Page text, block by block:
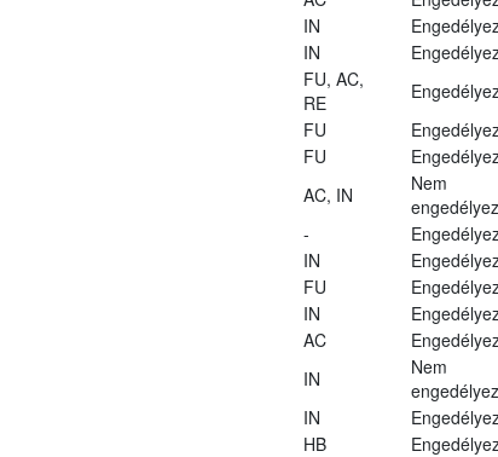
IN
IN
FU, AC,
RE
FU
FU
AC, IN
Nem
-
IN
FU
IN
AC
IN
Nem
IN
HB